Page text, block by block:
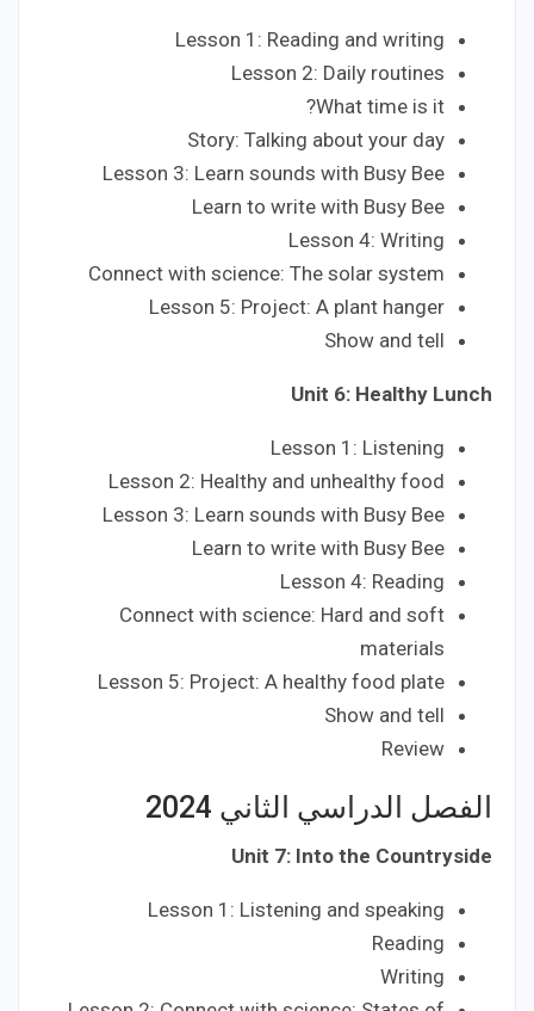
Lesson 1: Reading and writing
Lesson 2: Daily routines
What time is it?
Story: Talking about your day
Lesson 3: Learn sounds with Busy Bee
Learn to write with Busy Bee
Lesson 4: Writing
Connect with science: The solar system
Lesson 5: Project: A plant hanger
Show and tell
Unit 6: Healthy Lunch
Lesson 1: Listening
Lesson 2: Healthy and unhealthy food
Lesson 3: Learn sounds with Busy Bee
Learn to write with Busy Bee
Lesson 4: Reading
Connect with science: Hard and soft
materials
Lesson 5: Project: A healthy food plate
Show and tell
Review
الفصل الدراسي الثاني 2024
Unit 7: Into the Countryside
Lesson 1: Listening and speaking
Reading
Writing